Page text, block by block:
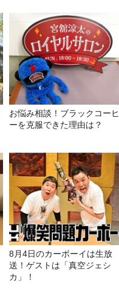
お悩み相談！ブラックコーヒ
ーを克服できた理由は？
8月4日のカーボーイは生放
送！ゲストは「真空ジェシ
カ」！